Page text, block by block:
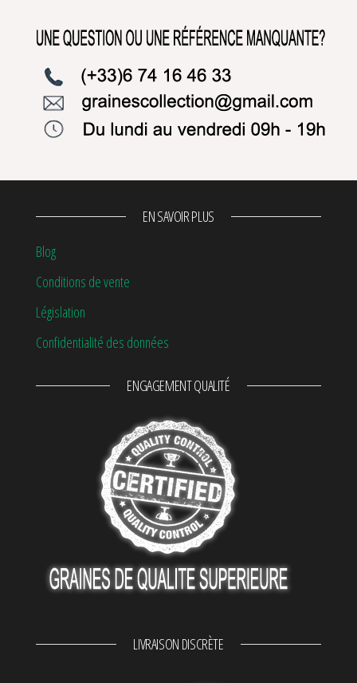
EN SAVOIR PLUS
Blog
Conditions de vente
Législation
Confidentialité des données
ENGAGEMENT QUALITÉ
LIVRAISON DISCRÈTE